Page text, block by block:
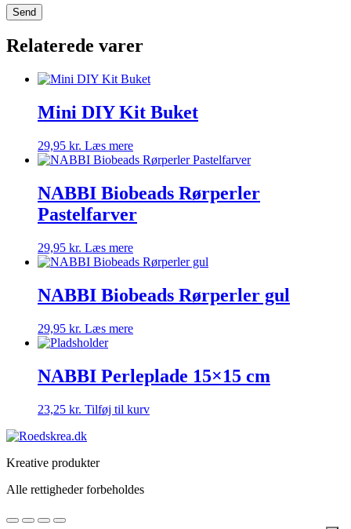
Relaterede varer
Mini DIY Kit Buket
29,95 kr. Læs mere
NABBI Biobeads Rørperler
Pastelfarver
29,95 kr. Læs mere
NABBI Biobeads Rørperler gul
29,95 kr. Læs mere
NABBI Perleplade 15×15 cm
23,25 kr. Tilføj til kurv
Kreative produkter
Alle rettigheder forbeholdes